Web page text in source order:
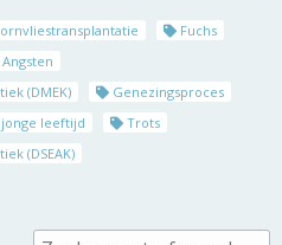
Fuchs
Angsten
(DMEK)
Genezingsproces
jonge leeftijd
Trots
(DSEAK)